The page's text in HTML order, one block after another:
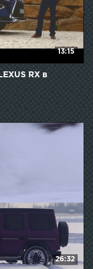
13:15
RX в
26:32